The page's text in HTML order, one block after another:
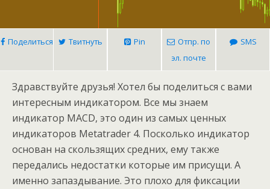
Поделиться Твитнуть Pin
Отпр. по
эл. почте
SMS
Здравствуйте друзья! Хотел бы поделиться с вами
интересным индикатором. Все мы знаем
индикатор MACD, это один из самых ценных
индикаторов Metatrader 4. Посколько индикатор
основан на скользящих средних, ему также
передались недостатки которые им присущи. А
именно запаздывание. Это плохо для фиксации